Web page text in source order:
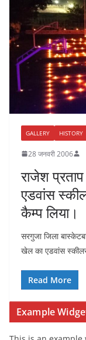
GALLERY HISTORY
28 जनवरी 2006
राजेश
एडवांस
कैम्प लिया।
सरगुजा जिला
खेल का एडवांस
Read More
Example